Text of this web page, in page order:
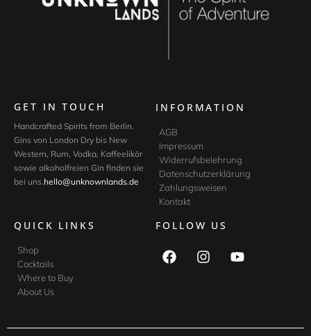
GET IN TOUCH
Handcrafted Spirits from Berlin.
Gins von London Dry bis New
Western, Rum, Vodka, Kaffeelikör
sowie alkoholfreien Gin finden sie
bei uns.hello@unknownlands.de
INFORMATION
AGB
Impressum
Widerrufsbelehrung
Datenschutzerklärung
Zahlungsweisen
Kontakt
QUICK LINKS
Shop
Cocktails
Where to Buy
About Us
FOLLOW US